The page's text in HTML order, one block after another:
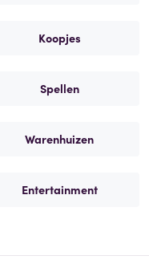
Koopjes
Spellen
Warenhuizen
Entertainment